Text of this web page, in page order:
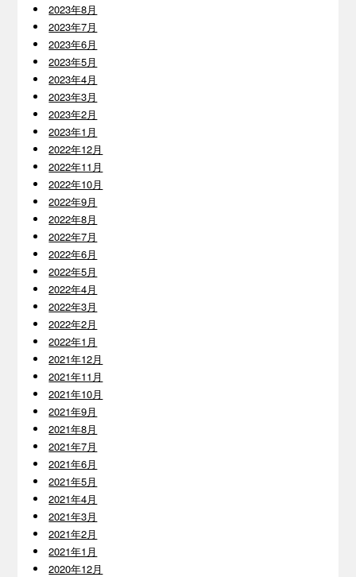
2023年8月
2023年7月
2023年6月
2023年5月
2023年4月
2023年3月
2023年2月
2023年1月
2022年12月
2022年11月
2022年10月
2022年9月
2022年8月
2022年7月
2022年6月
2022年5月
2022年4月
2022年3月
2022年2月
2022年1月
2021年12月
2021年11月
2021年10月
2021年9月
2021年8月
2021年7月
2021年6月
2021年5月
2021年4月
2021年3月
2021年2月
2021年1月
2020年12月